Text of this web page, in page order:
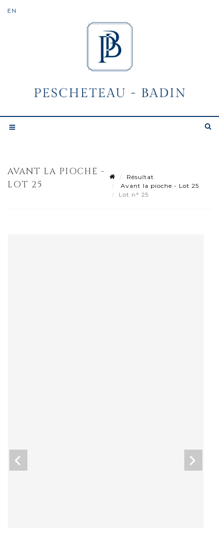
AVANT LA PIOCHE -
LOT 25
Résultat
Avant la pioche - Lot 25
Lot n° 25